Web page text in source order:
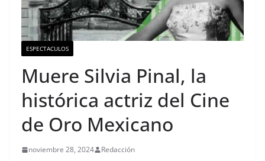
ESPECTACULOS
Muere Silvia Pinal, la
histórica actriz del Cine
de Oro Mexicano
noviembre 28, 2024 Redacción